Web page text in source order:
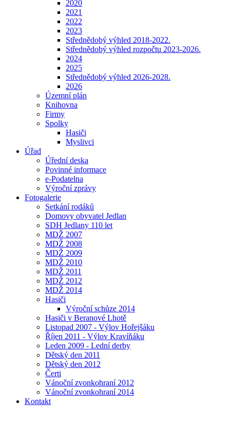
2020
2021
2022
2023
Střednědobý výhled 2018-2022.
Střednědobý výhled rozpočtu 2023-2026.
2024
2025
Střednědobý výhled 2026-2028.
2026
Územní plán
Knihovna
Firmy
Spolky
Hasiči
Myslivci
Úřad
Úřední deska
Povinné informace
e-Podatelna
Výroční zprávy
Fotogalerie
Setkání rodáků
Domovy obyvatel Jedlan
SDH Jedlany 110 let
MDŽ 2007
MDŽ 2008
MDŽ 2009
MDŽ 2010
MDŽ 2011
MDŽ 2012
MDŽ 2014
Hasiči
Výroční schůze 2014
Hasiči v Beranové Lhotě
Listopad 2007 - Výlov Hořejšáku
Říjen 2011 - Výlov Kravíňáku
Leden 2009 - Lední derby
Dětský den 2011
Dětský den 2012
Čerti
Vánoční zvonkohraní 2012
Vánoční zvonkohraní 2014
Kontakt